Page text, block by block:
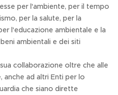
per l'ambiente, per il tempo
per la salute, per la
l'educazione ambientale e la
ambientali e dei siti
collaborazione oltre che alle
anche ad altri Enti per lo
che siano dirette